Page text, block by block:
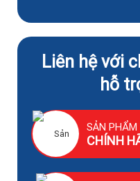
Liên hệ với
hỗ
SẢN PHẨM
CHÍNH